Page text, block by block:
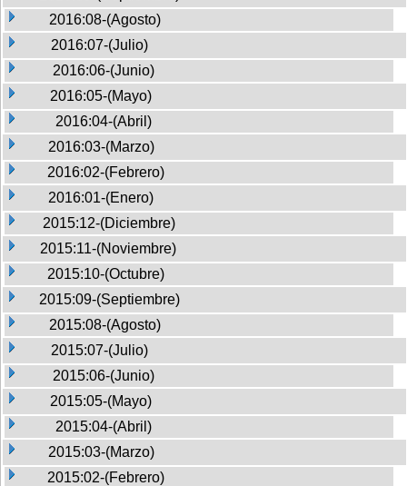
2016:08-(Agosto)
2016:07-(Julio)
2016:06-(Junio)
2016:05-(Mayo)
2016:04-(Abril)
2016:03-(Marzo)
2016:02-(Febrero)
2016:01-(Enero)
2015:12-(Diciembre)
2015:11-(Noviembre)
2015:10-(Octubre)
2015:09-(Septiembre)
2015:08-(Agosto)
2015:07-(Julio)
2015:06-(Junio)
2015:05-(Mayo)
2015:04-(Abril)
2015:03-(Marzo)
2015:02-(Febrero)